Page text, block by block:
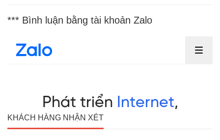
*** Bình luận bằng tài khoản Zalo
KHÁCH HÀNG NHẬN XÉT